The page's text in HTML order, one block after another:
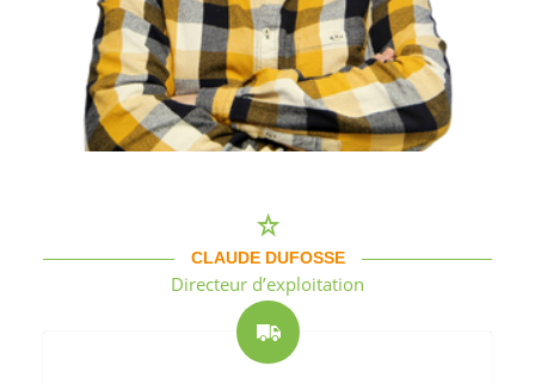
CLAUDE DUFOSSE
Directeur d’exploitation